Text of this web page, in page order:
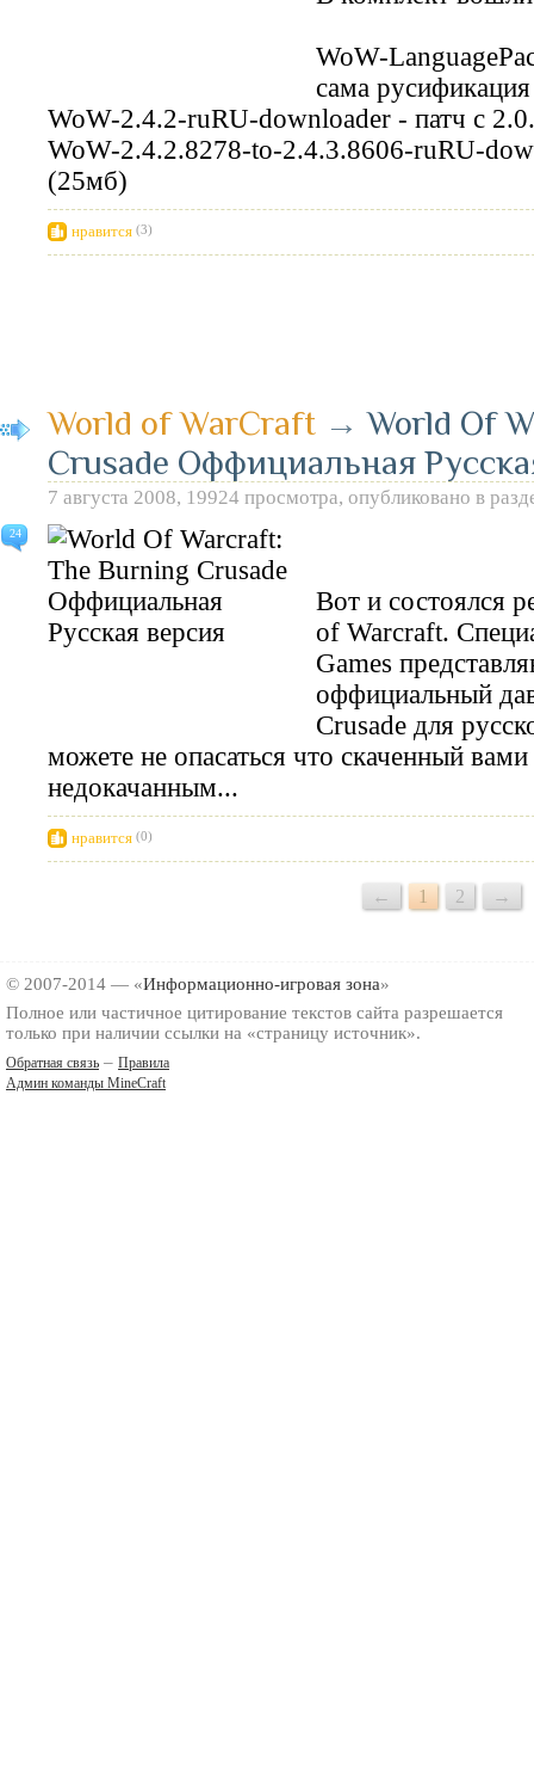
WoW-
сама
WoW-2.4.2-ruRU-downloader - патч с
WoW-2.4.2.8278-to-2.4.3.8606-ruRU-
(25мб)
нравится (3)
24
World of WarCraft →World Of
Crusade Оффициальная
7 августа 2008, 19924 просмотра, опубликовано в
Вот и состоялся
of Warcraft.
Games
оффициальный
Crusade для
можете не опасаться что скаченный
недокачанным...
нравится (0)
← 1 2 →
© 2007-2014 — «Информационно-игровая зона»
Полное или частичное цитирование текстов сайта разрешается
только при наличии ссылки на «страницу источник».
Обратная связь – Правила
Админ команды MineCraft